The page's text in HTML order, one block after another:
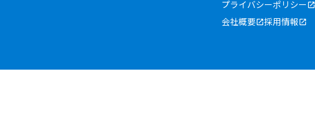
プライバシーポリシー
会社概要
採用情報